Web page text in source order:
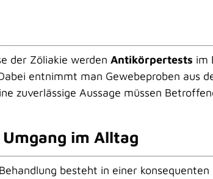
der Zöliakie werdenAntikörpertests im
entnimmt man Gewebeproben aus
zuverlässige Aussage müssen
im Alltag
besteht in einer konsequenten